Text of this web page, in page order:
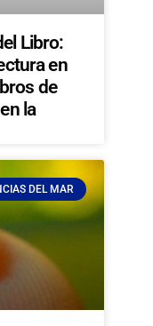
Libro:
en
de
la
DEL MAR